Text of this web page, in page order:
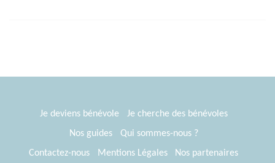
Je deviens bénévole
Je cherche des bénévoles
Nos guides
Qui sommes-nous ?
Contactez-nous
Mentions Légales Nos partenaires